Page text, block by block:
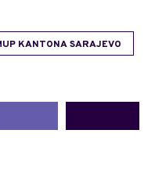
KANTONA SARAJEVO